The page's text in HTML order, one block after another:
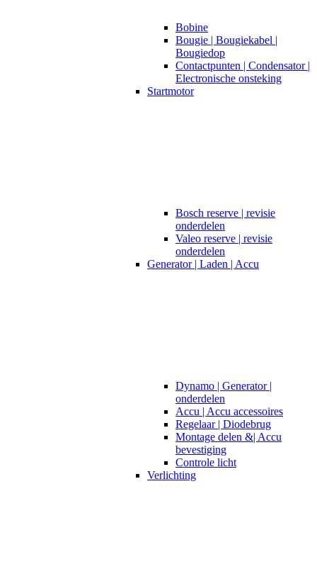
Bobine
Bougie | Bougiekabel |
Bougiedop
Contactpunten | Condensator |
Electronische onsteking
Startmotor
Bosch reserve | revisie
onderdelen
Valeo reserve | revisie
onderdelen
Generator | Laden | Accu
Dynamo | Generator |
onderdelen
Accu | Accu accessoires
Regelaar | Diodebrug
Montage delen &| Accu
bevestiging
Controle licht
Verlichting